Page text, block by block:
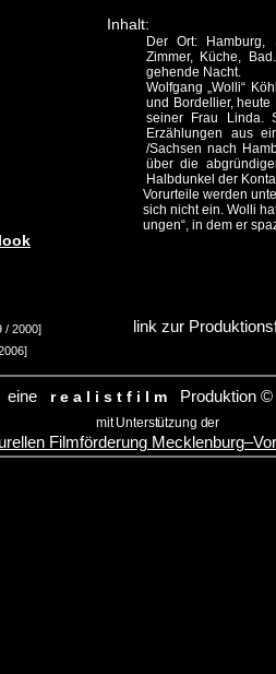
Inhalt:
Der Ort: Hamburg,
Zimmer, Küche,
gehende Nacht.
Wolfgang „Wolli“
und Bordellier, heute
seiner Frau Linda.
Erzählungen aus
/Sachsen nach
über die
Halbdunkel der
Vorurteile werden
sich nicht ein. Wolli hat
ungen“, in dem er
/ 2000]
eine r e a l i s t f i l m Produktion ©
mit Unterstützung der
Filmförderung
link zur